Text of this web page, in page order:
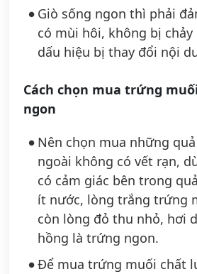
Giò sống ngon thì phải
có mùi hôi, không bị
dấu hiệu bị thay đổi nội
Cách chọn mua trứng
ngon
Nên chọn mua những
ngoài không có vết rạn,
có cảm giác bên trong
ít nước, lòng trắng trứng
còn lòng đỏ thu nhỏ, hơi
hồng là trứng ngon.
Để mua trứng muối chất